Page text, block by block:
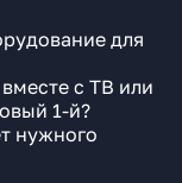
для
с ТВ или
1-й?
нужного